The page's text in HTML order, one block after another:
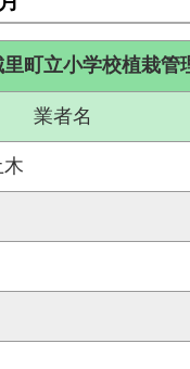
町立小学校植栽管
業者名